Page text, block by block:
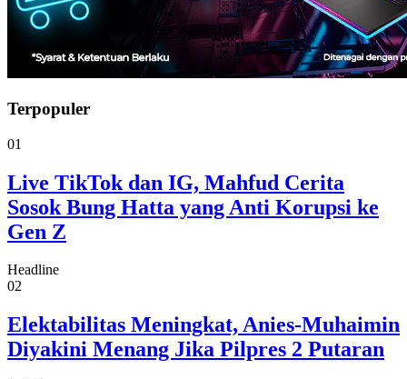
Terpopuler
01
Live TikTok dan IG, Mahfud Cerita
Sosok Bung Hatta yang Anti Korupsi ke
Gen Z
Headline
02
Elektabilitas Meningkat, Anies-Muhaimin
Diyakini Menang Jika Pilpres 2 Putaran